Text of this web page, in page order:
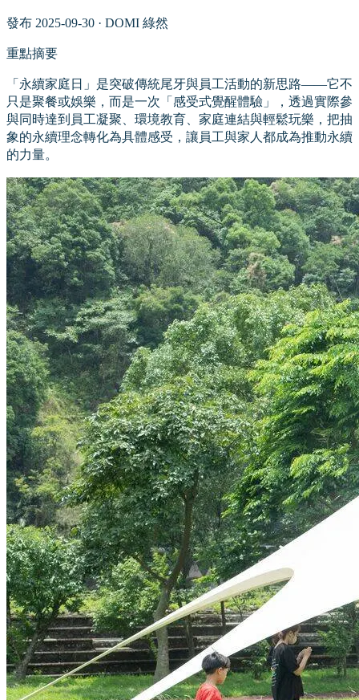
發布 2025-09-30 · DOMI 綠然
重點摘要
「永續家庭日」是突破傳統尾牙與員工活動的新思路——它不
只是聚餐或娛樂，而是一次「感受式覺醒體驗」，透過實際參
與同時達到員工凝聚、環境教育、家庭連結與輕鬆玩樂，把抽
象的永續理念轉化為具體感受，讓員工與家人都成為推動永續
的力量。